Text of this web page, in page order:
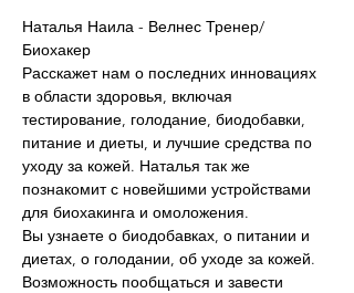
Наталья Наила - Велнес Тренер/
Биохакер
Расскажет нам о последних инновациях
в области здоровья, включая
тестирование, голодание, биодобавки,
питание и диеты, и лучшие средства по
уходу за кожей. Наталья так же
познакомит с новейшими устройствами
для биохакинга и омоложения.
Вы узнаете о биодобавках, о питании и
диетах, о голодании, об уходе за кожей.
Возможность пообщаться и завести